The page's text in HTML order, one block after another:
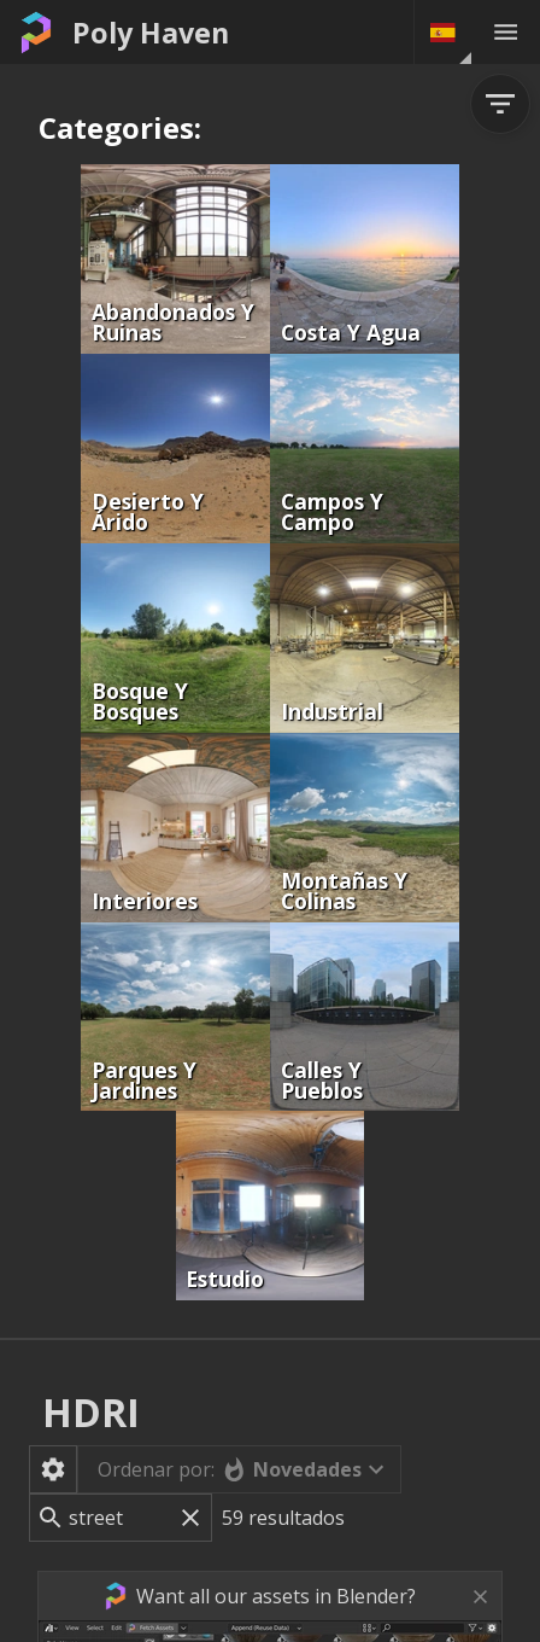
Poly Haven
Categories:
Abandonados Y
Ruinas Costa Y Agua
Desierto Y
Árido
Campos Y
Campo
Bosque Y
Bosques Industrial
Interiores
Montañas Y
Colinas
Parques Y
Jardines
Calles Y
Pueblos
Estudio
HDRI
Ordenar por:
Novedades
59 resultados
Want all our assets in Blender?